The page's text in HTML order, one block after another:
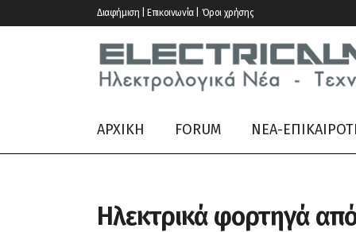
Διαφήμιση | Επικοινωνία | Όροι χρήσης
ΑΡΧΙΚΗ FORUM ΝΕΑ-
Ηλεκτρικά φορτηγά